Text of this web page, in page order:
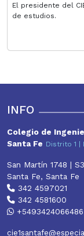
El presidente del
de estudios.
INFO
Colegio de
Santa Fe Distrito 1 |
San Martín 1748 |
Santa Fe, Santa Fe
342 4597021
342 4581600
+5493424066486